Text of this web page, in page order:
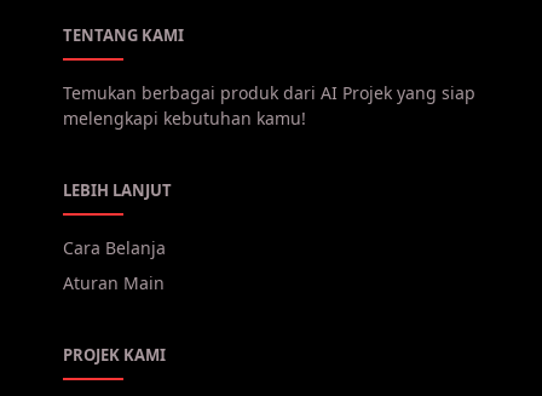
TENTANG KAMI
Temukan berbagai produk dari AI Projek yang siap
melengkapi kebutuhan kamu!
LEBIH LANJUT
Cara Belanja
Aturan Main
PROJEK KAMI